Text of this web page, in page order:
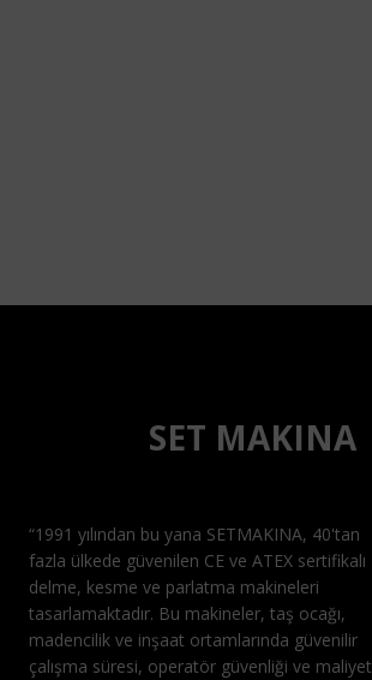
SET MAKINA
“1991 yılından bu yana SETMAKINA, 40'tan
fazla ülkede güvenilen CE ve ATEX sertifikalı
delme, kesme ve parlatma makineleri
tasarlamaktadır. Bu makineler, taş ocağı,
madencilik ve inşaat ortamlarında güvenilir
çalışma süresi, operatör güvenliği ve maliyet